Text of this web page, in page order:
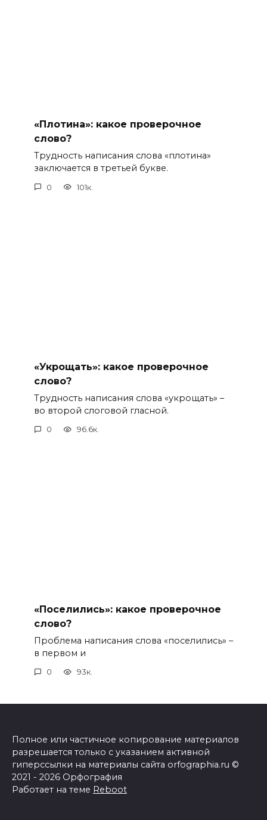
«Плотина»: какое проверочное
слово?
Трудность написания слова «плотина»
заключается в третьей букве.
0 101к.
«Укрощать»: какое проверочное
слово?
Трудность написания слова «укрощать» –
во второй слоговой гласной.
0 96.6к.
«Поселились»: какое проверочное
слово?
Проблема написания слова «поселились» –
в первом и
0 93к.
Полное или частичное копирование материалов
разрешается только с указанием активной
гиперссылки на материалы сайта orfographia.ru ©
2021 - 2026 Орфография
Работает на теме Reboot